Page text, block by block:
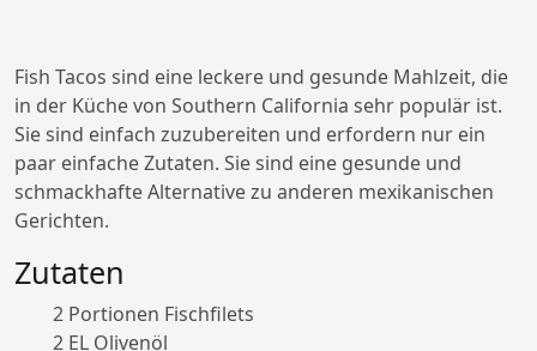
Fish Tacos sind eine leckere und gesunde Mahlzeit, die
in der Küche von Southern California sehr populär ist.
Sie sind einfach zuzubereiten und erfordern nur ein
paar einfache Zutaten. Sie sind eine gesunde und
schmackhafte Alternative zu anderen mexikanischen
Gerichten.
Zutaten
2 Portionen Fischfilets
2 EL Olivenöl